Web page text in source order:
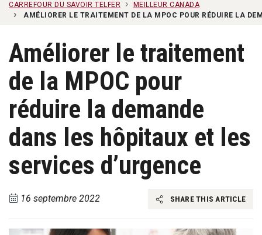
CARREFOUR DU SAVOIR TELFER
MEILLEUR CANADA
AMÉLIORER LE TRAITEMENT DE LA MPOC POUR RÉDUIRE LA
Améliorer le traitement
de la MPOC pour
réduire la demande
dans les hôpitaux et les
services d’urgence
16 septembre 2022 SHARE THIS ARTICLE